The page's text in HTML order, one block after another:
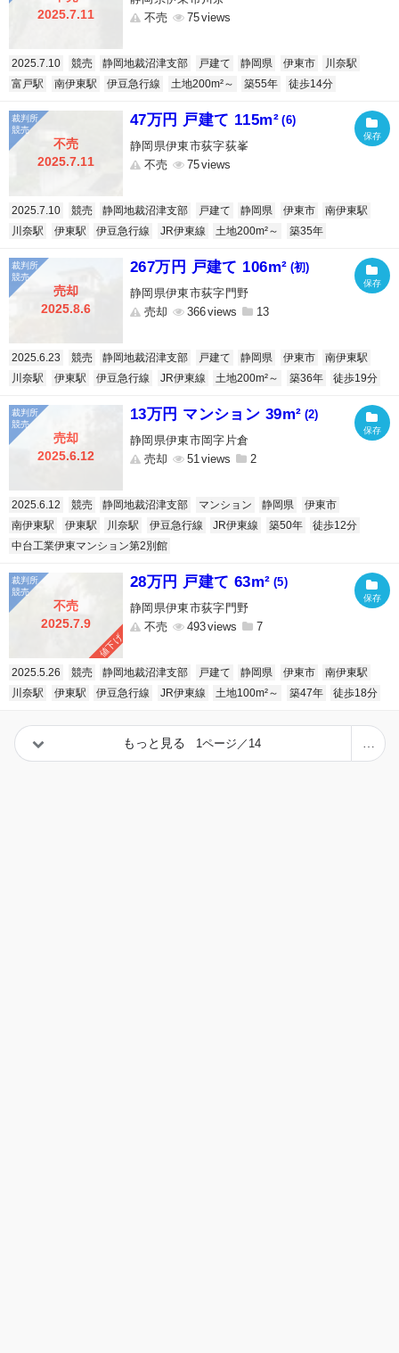
2025.7.11
不売
75
2025.7.10 競売 静岡地裁沼津支部 戸建て 静岡県 伊東市
川奈駅
富戸駅
南伊東駅 伊豆急行線 土地200m²～ 築55年 徒歩14分
不売
2025.7.11
47万円 戸建て 115m² (6)
静岡県伊東市荻字荻峯
不売
75
2025.7.10 競売 静岡地裁沼津支部 戸建て 静岡県 伊東市
南伊東駅
川奈駅
伊東駅 伊豆急行線 JR伊東線 土地200m²～ 築35年
売却
2025.8.6
267万円 戸建て 106m² (初)
静岡県伊東市荻字門野
売却
366 13
2025.6.23 競売 静岡地裁沼津支部 戸建て 静岡県 伊東市
南伊東駅
川奈駅
伊東駅 伊豆急行線 JR伊東線 土地200m²～ 築36年 徒歩19分
売却
2025.6.12
13万円 マンション 39m² (2)
静岡県伊東市岡字片倉
売却
51 2
2025.6.12 競売 静岡地裁沼津支部 マンション 静岡県
伊東市
南伊東駅
伊東駅 川奈駅 伊豆急行線 JR伊東線 築50年
徒歩12分
中台工業伊東マンション第2別館
不売
2025.7.9
値下げ
28万円 戸建て 63m² (5)
静岡県伊東市荻字門野
不売
493 7
2025.5.26 競売 静岡地裁沼津支部 戸建て 静岡県 伊東市
南伊東駅
川奈駅
伊東駅 伊豆急行線 JR伊東線 土地100m²～ 築47年 徒歩18分
もっと見る 1ページ／14